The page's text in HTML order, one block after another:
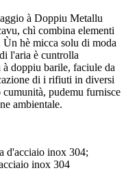
à Doppiu Metallu
chì combina elementi
hè micca solu di moda
l'aria è cuntrolla
doppiu barile, faciule da
di i rifiuti in diversi
pudemu furnisce
ambientale.
d'acciaio inox 304;
inox 304